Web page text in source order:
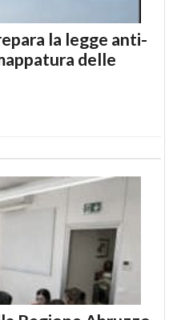
la legge anti-
delle